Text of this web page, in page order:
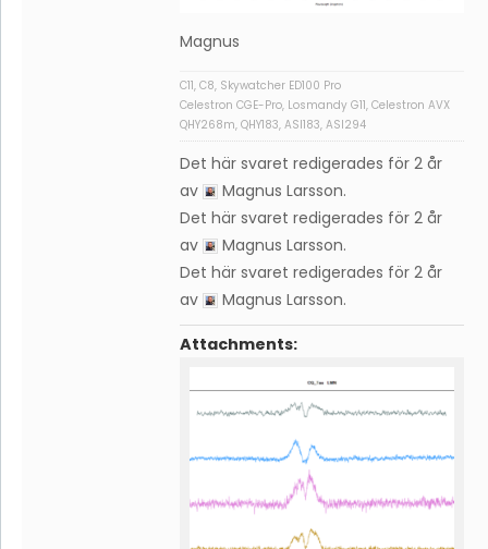
Magnus
C11, C8, Skywatcher ED100 Pro
Celestron CGE-Pro, Losmandy G11, Celestron AVX
QHY268m, QHY183, ASI183, ASI294
Det här svaret redigerades för 2 år
av
Magnus Larsson.
Det här svaret redigerades för 2 år
av
Magnus Larsson.
Det här svaret redigerades för 2 år
av
Magnus Larsson.
Attachments: